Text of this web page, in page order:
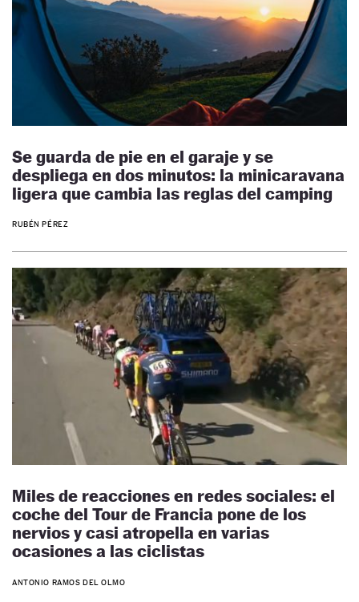
Se guarda de pie en el garaje y se
despliega en dos minutos: la minicaravana
ligera que cambia las reglas del camping
RUBÉN PÉREZ
Miles de reacciones en redes sociales: el
coche del Tour de Francia pone de los
nervios y casi atropella en varias
ocasiones a las ciclistas
ANTONIO RAMOS DEL OLMO